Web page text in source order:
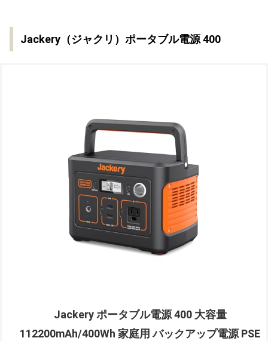
Jackery（ジャクリ）ポータブル電源 400
Jackery ポータブル電源 400 大容量
112200mAh/400Wh 家庭用 バックアップ電源 PSE